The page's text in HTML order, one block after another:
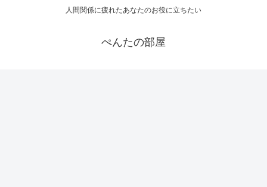
人間関係に疲れたあなたのお役に立ちたい
ぺんたの部屋